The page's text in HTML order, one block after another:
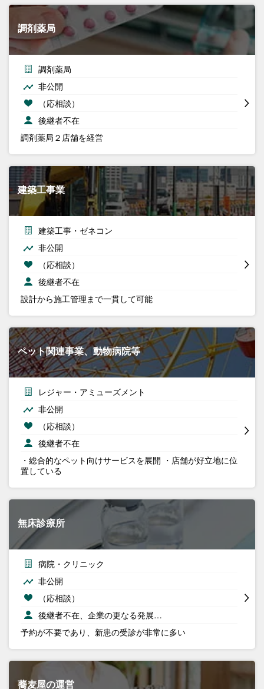
調剤薬局
調剤薬局
非公開
（応相談）
後継者不在
調剤薬局２店舗を経営
建築工事業
建築工事・ゼネコン
非公開
（応相談）
後継者不在
設計から施工管理まで一貫して可能
ペット関連事業、動物病院等
レジャー・アミューズメント
非公開
（応相談）
後継者不在
・総合的なペット向けサービスを展開 ・店舗が好立地に位
置している
無床診療所
病院・クリニック
非公開
（応相談）
後継者不在、企業の更なる発展…
予約が不要であり、新患の受診が非常に多い
蕎麦屋の運営